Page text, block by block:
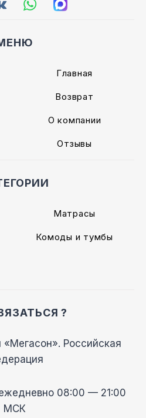
Главная
Возврат
О компании
Отзывы
Матрасы
Комоды и тумбы
?
Российская
08:00 — 21:00
МСК